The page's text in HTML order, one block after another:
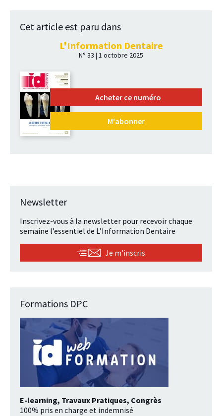
Cet article est paru dans
L'Information Dentaire
N° 33 | 1 octobre 2025
Acheter ce numéro
M'abonner
Newsletter
Inscrivez-vous à la newsletter pour recevoir chaque
semaine l’essentiel de L’Information Dentaire
Je m'inscris
Formations DPC
E-learning, Travaux Pratiques, Congrès
100% pris en charge et indemnisé